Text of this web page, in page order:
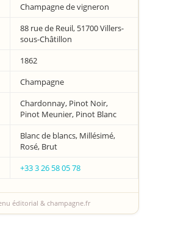
Champagne de vigneron
88 rue de Reuil, 51700 Villers-
sous-Châtillon
1862
Champagne
Chardonnay, Pinot Noir,
Pinot Meunier, Pinot Blanc
Blanc de blancs, Millésimé,
Rosé, Brut
+33 3 26 58 05 78
éditorial & champagne.fr